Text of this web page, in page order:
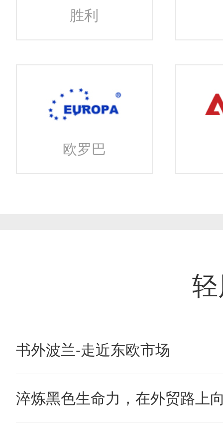
胜利
欧罗巴
书外波兰-走近东欧市场
淬炼黑色生命力，在外贸路上